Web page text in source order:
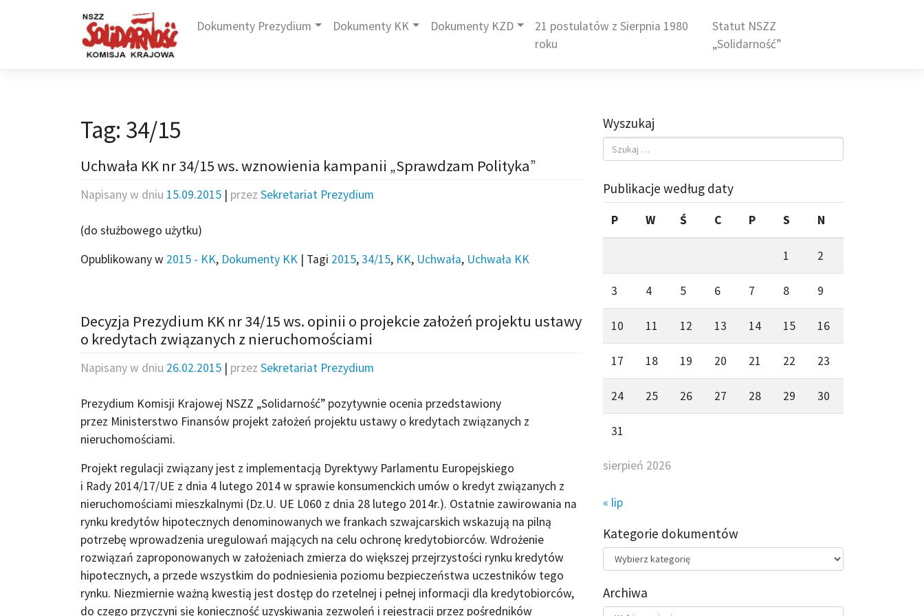
Dokumenty Prezydium Dokumenty KK Dokumenty KZD
21 postulatów z Sierpnia 1980
roku
Statut NSZZ
„Solidarność”
Tag: 34/15
Uchwała KK nr 34/15 ws. wznowienia kampanii „Sprawdzam Polityka”
Napisany w dniu 15.09.2015 | przez Sekretariat Prezydium
(do służbowego użytku)
Opublikowany w 2015 - KK, Dokumenty KK | Tagi 2015,34/15, KK, Uchwała, Uchwała KK
Decyzja Prezydium KK nr 34/15 ws. opinii o projekcie założeń projektu ustawy
o kredytach związanych z nieruchomościami
Napisany w dniu 26.02.2015 | przez Sekretariat Prezydium
Prezydium Komisji Krajowej NSZZ „Solidarność” pozytywnie ocenia przedstawiony
przez Ministerstwo Finansów projekt założeń projektu ustawy o kredytach związanych z
nieruchomościami.
Projekt regulacji związany jest z implementacją Dyrektywy Parlamentu Europejskiego
i Rady 2014/17/UE z dnia 4 lutego 2014 w sprawie konsumenckich umów o kredyt związanych z
nieruchomościami mieszkalnymi (Dz.U. UE L060 z dnia 28 lutego 2014r.). Ostatnie zawirowania na
rynku kredytów hipotecznych denominowanych we frankach szwajcarskich wskazują na pilną
potrzebę wprowadzenia uregulowań mających na celu ochronę kredytobiorców. Wdrożenie
rozwiązań zaproponowanych w założeniach zmierza do większej przejrzystości rynku kredytów
hipotecznych, a przede wszystkim do podniesienia poziomu bezpieczeństwa uczestników tego
rynku. Niezmiernie ważną kwestią jest dostęp do rzetelnej i pełnej informacji dla kredytobiorców,
do czego przyczyni się konieczność uzyskiwania zezwoleń i rejestracji przez pośredników
Wyszukaj
Publikacje według daty
sierpień 2026
P W Ś C P S N
1 2
3 4 5 6 7 8 9
10 11 12 13 14 15 16
17 18 19 20 21 22 23
24 25 26 27 28 29 30
31
« lip
Kategorie dokumentów
Kategorie
dokumentów
Archiwa
Archiwa